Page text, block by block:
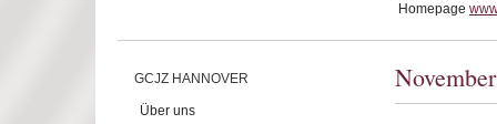
Homepage
GCJZ HANNOVER
Über uns